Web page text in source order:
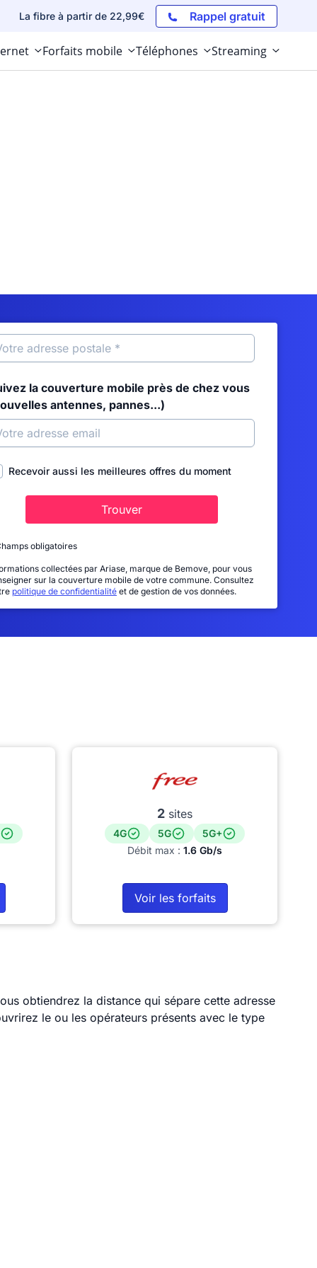
La fibre à partir de 22,99€ Rappel gratuit
Forfaits mobile Téléphones Streaming
la couverture mobile près de chez vous
antennes, pannes...)
Recevoir aussi les meilleures offres du moment
Trouver
obligatoires
collectées par Ariase, marque de Bemove, pour vous
sur la couverture mobile de votre commune. Consultez
politique de confidentialité et de gestion de vos données.
2 sites
4G 5G
5G+
Débit max : 1.6 Gb/s
Voir les forfaits
obtiendrez la distance qui sépare cette adresse
le ou les opérateurs présents avec le type